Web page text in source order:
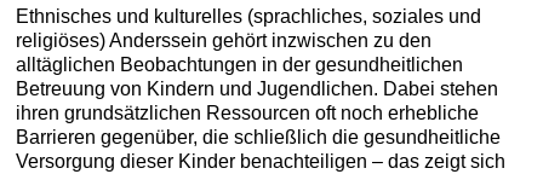
Ethnisches und kulturelles (sprachliches, soziales und
religiöses) Anderssein gehört inzwischen zu den
alltäglichen Beobachtungen in der gesundheitlichen
Betreuung von Kindern und Jugendlichen. Dabei stehen
ihren grundsätzlichen Ressourcen oft noch erhebliche
Barrieren gegenüber, die schließlich die gesundheitliche
Versorgung dieser Kinder benachteiligen – das zeigt sich